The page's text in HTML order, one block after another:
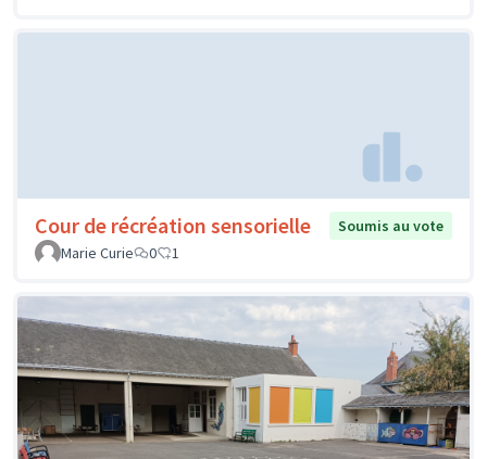
Cour de récréation sensorielle
Soumis au vote
Marie Curie
0 1